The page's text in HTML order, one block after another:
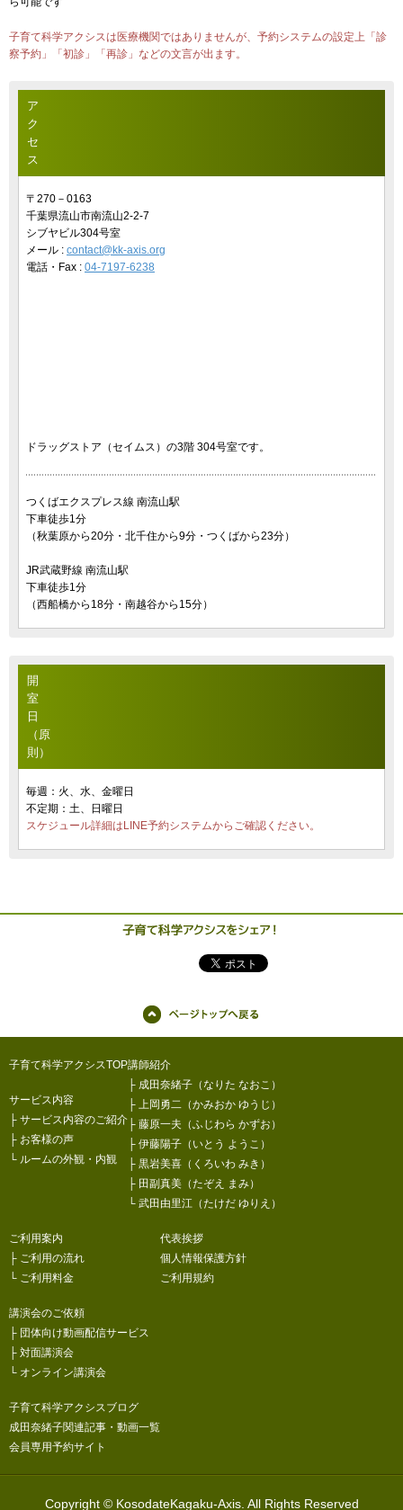
子育て科学アクシスは医療機関ではありませんが、予約システムの設定上「診
察予約」「初診」「再診」などの文言が出ます。
ア
ク
セ
ス
〒270－0163
千葉県流山市南流山2-2-7
シブヤビル304号室
メール : contact@kk-axis.org
電話・Fax : 04-7197-6238
ドラッグストア（セイムス）の3階 304号室です。
つくばエクスプレス線 南流山駅
下車徒歩1分
（秋葉原から20分・北千住から9分・つくばから23分）
JR武蔵野線 南流山駅
下車徒歩1分
（西船橋から18分・南越谷から15分）
開
室
日
（原
則）
毎週：火、水、金曜日
不定期：土、日曜日
スケジュール詳細はLINE予約システムからご確認ください。
子育て科学アクシスTOP
サービス内容
├ サービス内容のご紹介
├ お客様の声
└ ルームの外観・内観
講師紹介
├ 成田奈緒子（なりた なおこ）
├ 上岡勇二（かみおか ゆうじ）
├ 藤原一夫（ふじわら かずお）
├ 伊藤陽子（いとう ようこ）
├ 黒岩美喜（くろいわ みき）
├ 田副真美（たぞえ まみ）
└ 武田由里江（たけだ ゆりえ）
ご利用案内
├ ご利用の流れ
└ ご利用料金
講演会のご依頼
├ 団体向け動画配信サービス
├ 対面講演会
└ オンライン講演会
子育て科学アクシスブログ
成田奈緒子関連記事・動画一覧
会員専用予約サイト
代表挨拶
個人情報保護方針
ご利用規約
Copyright © KosodateKagaku-Axis. All Rights Reserved